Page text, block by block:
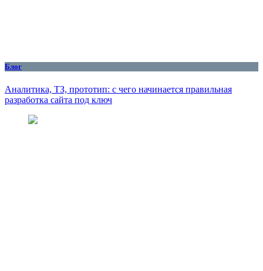
Блог
Аналитика, ТЗ, прототип: с чего начинается правильная
разработка сайта под ключ